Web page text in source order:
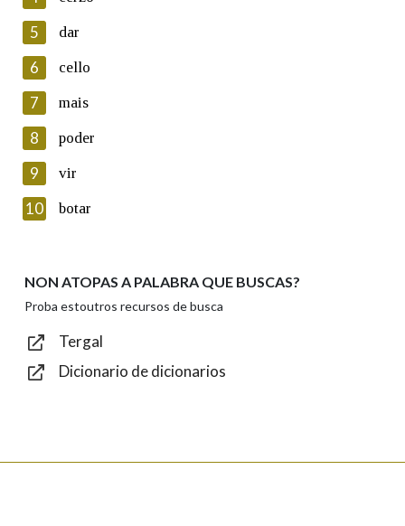
Lin e acepto as condicións da política de
Introduce o código que aparece na imaxe:
Texto de verificación
Enviar
5 dar
6 cello
7 mais
8 poder
9 vir
10 botar
NON ATOPAS A PALABRA QUE BUSCAS?
Proba estoutros recursos de busca
Tergal
Dicionario de dicionarios